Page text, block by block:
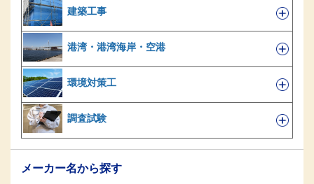
建築工事
港湾・港湾海岸・空港
環境対策工
調査試験
メーカー名から探す